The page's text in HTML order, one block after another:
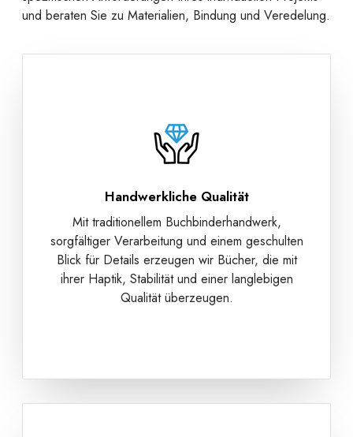
und beraten Sie zu Materialien, Bindung und Veredelung.
Handwerkliche Qualität
Mit traditionellem Buchbinderhandwerk,
sorgfältiger Verarbeitung und einem geschulten
Blick für Details erzeugen wir Bücher, die mit
ihrer Haptik, Stabilität und einer langlebigen
Qualität überzeugen.